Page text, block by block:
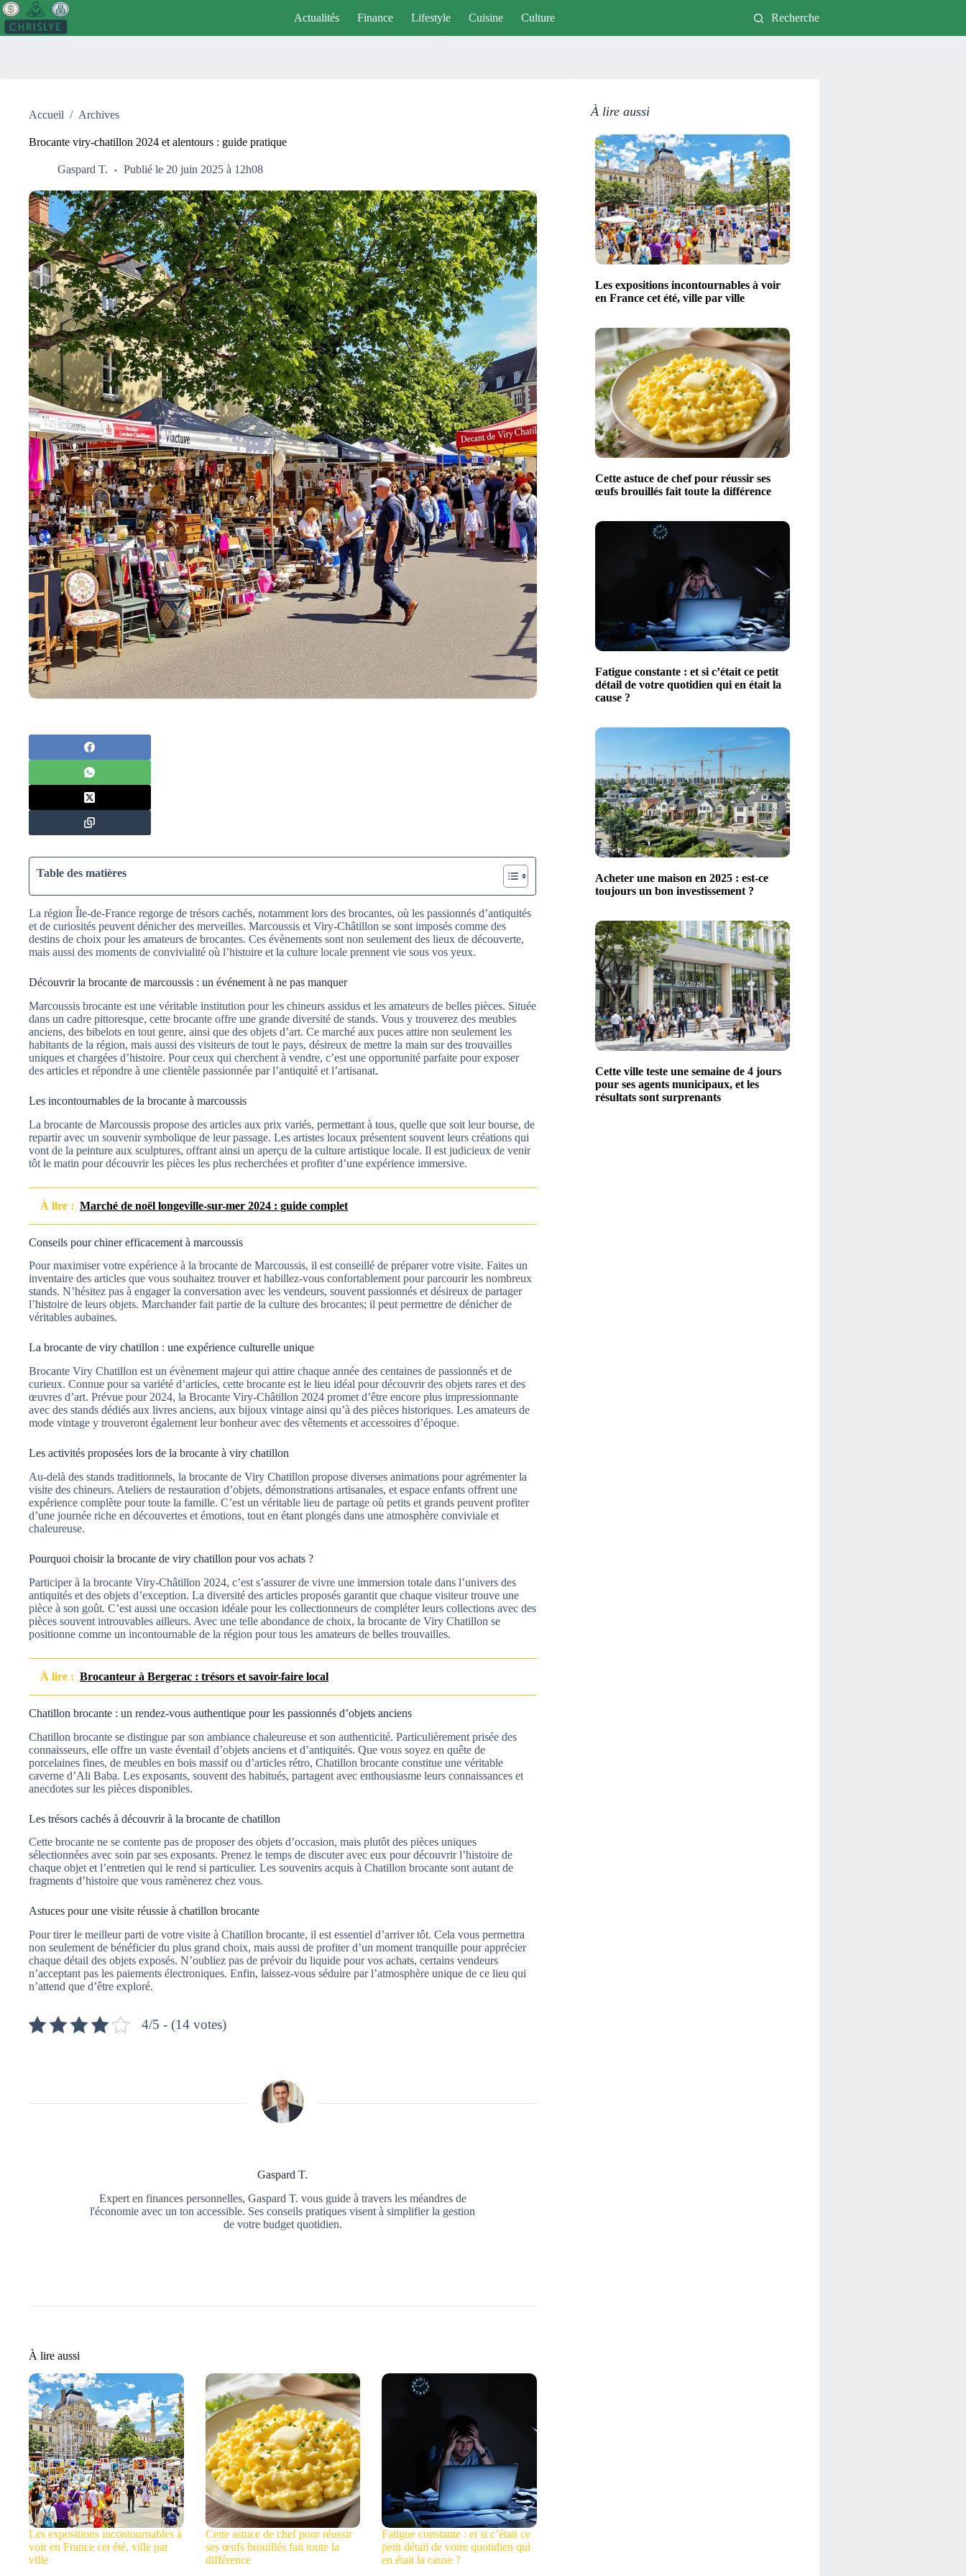
Passer
au
contenu
Actualités Finance Lifestyle Cuisine Culture Recherche
Accueil / Archives
Brocante viry-chatillon 2024 et alentours : guide pratique
Gaspard T. Publié le 20 juin 2025 à 12h08
Table des matières
La région Île-de-France regorge de trésors cachés, notamment lors des brocantes, où les passionnés d’antiquités
et de curiosités peuvent dénicher des merveilles. Marcoussis et Viry-Châtillon se sont imposés comme des
destins de choix pour les amateurs de brocantes. Ces évènements sont non seulement des lieux de découverte,
mais aussi des moments de convivialité où l’histoire et la culture locale prennent vie sous vos yeux.
Découvrir la brocante de marcoussis : un événement à ne pas manquer
Marcoussis brocante est une véritable institution pour les chineurs assidus et les amateurs de belles pièces. Située
dans un cadre pittoresque, cette brocante offre une grande diversité de stands. Vous y trouverez des meubles
anciens, des bibelots en tout genre, ainsi que des objets d’art. Ce marché aux puces attire non seulement les
habitants de la région, mais aussi des visiteurs de tout le pays, désireux de mettre la main sur des trouvailles
uniques et chargées d’histoire. Pour ceux qui cherchent à vendre, c’est une opportunité parfaite pour exposer
des articles et répondre à une clientèle passionnée par l’antiquité et l’artisanat.
Les incontournables de la brocante à marcoussis
La brocante de Marcoussis propose des articles aux prix variés, permettant à tous, quelle que soit leur bourse, de
repartir avec un souvenir symbolique de leur passage. Les artistes locaux présentent souvent leurs créations qui
vont de la peinture aux sculptures, offrant ainsi un aperçu de la culture artistique locale. Il est judicieux de venir
tôt le matin pour découvrir les pièces les plus recherchées et profiter d’une expérience immersive.
À lire : Marché de noël longeville-sur-mer 2024 : guide complet
Conseils pour chiner efficacement à marcoussis
Pour maximiser votre expérience à la brocante de Marcoussis, il est conseillé de préparer votre visite. Faites un
inventaire des articles que vous souhaitez trouver et habillez-vous confortablement pour parcourir les nombreux
stands. N’hésitez pas à engager la conversation avec les vendeurs, souvent passionnés et désireux de partager
l’histoire de leurs objets. Marchander fait partie de la culture des brocantes; il peut permettre de dénicher de
véritables aubaines.
La brocante de viry chatillon : une expérience culturelle unique
Brocante Viry Chatillon est un évènement majeur qui attire chaque année des centaines de passionnés et de
curieux. Connue pour sa variété d’articles, cette brocante est le lieu idéal pour découvrir des objets rares et des
œuvres d’art. Prévue pour 2024, la Brocante Viry-Châtillon 2024 promet d’être encore plus impressionnante
avec des stands dédiés aux livres anciens, aux bijoux vintage ainsi qu’à des pièces historiques. Les amateurs de
mode vintage y trouveront également leur bonheur avec des vêtements et accessoires d’époque.
Les activités proposées lors de la brocante à viry chatillon
Au-delà des stands traditionnels, la brocante de Viry Chatillon propose diverses animations pour agrémenter la
visite des chineurs. Ateliers de restauration d’objets, démonstrations artisanales, et espace enfants offrent une
expérience complète pour toute la famille. C’est un véritable lieu de partage où petits et grands peuvent profiter
d’une journée riche en découvertes et émotions, tout en étant plongés dans une atmosphère conviviale et
chaleureuse.
Pourquoi choisir la brocante de viry chatillon pour vos achats ?
Participer à la brocante Viry-Châtillon 2024, c’est s’assurer de vivre une immersion totale dans l’univers des
antiquités et des objets d’exception. La diversité des articles proposés garantit que chaque visiteur trouve une
pièce à son goût. C’est aussi une occasion idéale pour les collectionneurs de compléter leurs collections avec des
pièces souvent introuvables ailleurs. Avec une telle abondance de choix, la brocante de Viry Chatillon se
positionne comme un incontournable de la région pour tous les amateurs de belles trouvailles.
À lire : Brocanteur à Bergerac : trésors et savoir-faire local
Chatillon brocante : un rendez-vous authentique pour les passionnés d’objets anciens
Chatillon brocante se distingue par son ambiance chaleureuse et son authenticité. Particulièrement prisée des
connaisseurs, elle offre un vaste éventail d’objets anciens et d’antiquités. Que vous soyez en quête de
porcelaines fines, de meubles en bois massif ou d’articles rétro, Chatillon brocante constitue une véritable
caverne d’Ali Baba. Les exposants, souvent des habitués, partagent avec enthousiasme leurs connaissances et
anecdotes sur les pièces disponibles.
Les trésors cachés à découvrir à la brocante de chatillon
Cette brocante ne se contente pas de proposer des objets d’occasion, mais plutôt des pièces uniques
sélectionnées avec soin par ses exposants. Prenez le temps de discuter avec eux pour découvrir l’histoire de
chaque objet et l’entretien qui le rend si particulier. Les souvenirs acquis à Chatillon brocante sont autant de
fragments d’histoire que vous ramènerez chez vous.
Astuces pour une visite réussie à chatillon brocante
Pour tirer le meilleur parti de votre visite à Chatillon brocante, il est essentiel d’arriver tôt. Cela vous permettra
non seulement de bénéficier du plus grand choix, mais aussi de profiter d’un moment tranquille pour apprécier
chaque détail des objets exposés. N’oubliez pas de prévoir du liquide pour vos achats, certains vendeurs
n’acceptant pas les paiements électroniques. Enfin, laissez-vous séduire par l’atmosphère unique de ce lieu qui
n’attend que d’être exploré.
4/5 - (14 votes)
Gaspard T.
Expert en finances personnelles, Gaspard T. vous guide à travers les méandres de
l'économie avec un ton accessible. Ses conseils pratiques visent à simplifier la gestion
de votre budget quotidien.
À lire aussi
Les expositions incontournables à
voir en France cet été, ville par
ville
Cette astuce de chef pour réussir
ses œufs brouillés fait toute la
différence
Fatigue constante : et si c’était ce
petit détail de votre quotidien qui
en était la cause ?
À lire aussi
Les expositions incontournables à voir
en France cet été, ville par ville
Cette astuce de chef pour réussir ses
œufs brouillés fait toute la différence
Fatigue constante : et si c’était ce petit
détail de votre quotidien qui en était la
cause ?
Acheter une maison en 2025 : est-ce
toujours un bon investissement ?
Cette ville teste une semaine de 4 jours
pour ses agents municipaux, et les
résultats sont surprenants